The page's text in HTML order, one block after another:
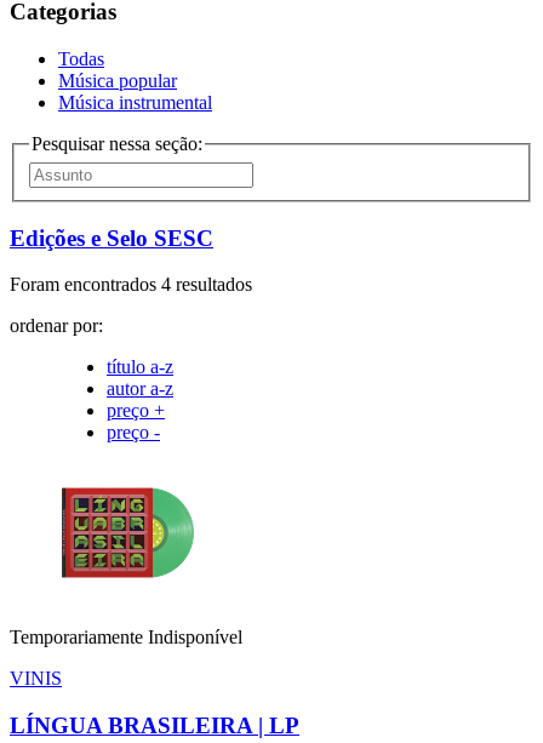
Categorias
Todas
Música popular
Música instrumental
Pesquisar nessa seção:
Edições e Selo SESC
Foram encontrados 4 resultados
ordenar por:
título a-z
autor a-z
preço +
preço -
Temporariamente Indisponível
VINIS
LÍNGUA BRASILEIRA | LP